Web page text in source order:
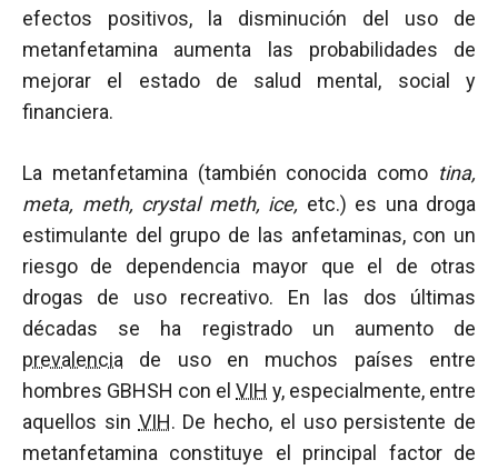
efectos positivos, la disminución del uso de
metanfetamina aumenta las probabilidades de
mejorar el estado de salud mental, social y
financiera.
La metanfetamina (también conocida como tina,
meta, meth, crystal meth, ice, etc.) es una droga
estimulante del grupo de las anfetaminas, con un
riesgo de dependencia mayor que el de otras
drogas de uso recreativo. En las dos últimas
décadas se ha registrado un aumento de
prevalencia de uso en muchos países entre
hombres GBHSH con el VIH y, especialmente, entre
aquellos sin VIH. De hecho, el uso persistente de
metanfetamina constituye el principal factor de